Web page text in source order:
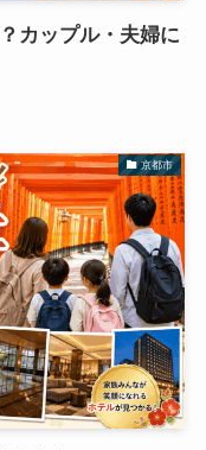
カップル・夫婦に
京都市